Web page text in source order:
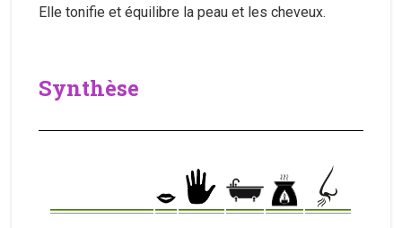
Elle tonifie et équilibre la peau et les cheveux.
Synthèse